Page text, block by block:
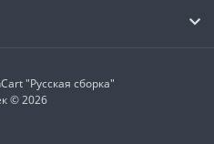
"Русская сборка"
© 2026